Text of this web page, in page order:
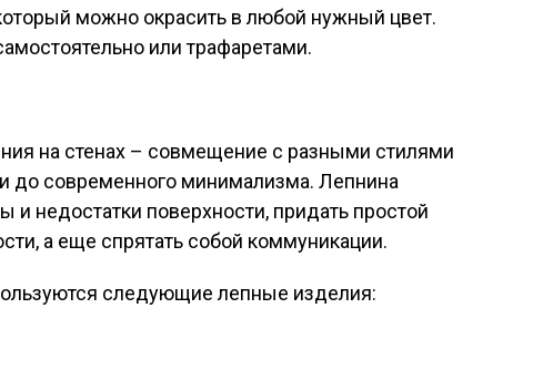
можно окрасить в любой нужный цвет.
или трафаретами.
на стенах – совмещение с разными стилями
до современного минимализма. Лепнина
и недостатки поверхности, придать простой
а еще спрятать собой коммуникации.
следующие лепные изделия: